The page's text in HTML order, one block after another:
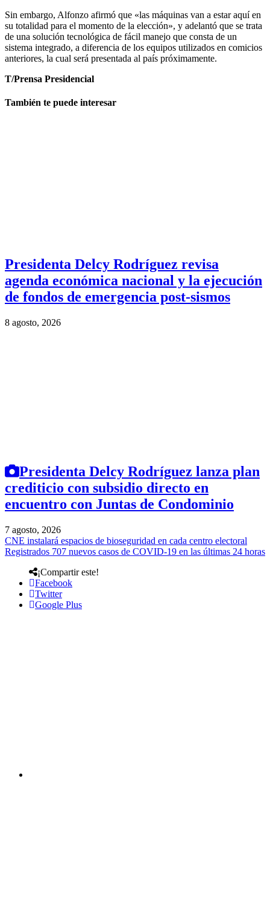
Sin embargo, Alfonzo afirmó que «las máquinas van a estar aquí en
su totalidad para el momento de la elección», y adelantó que se trata
de una solución tecnológica de fácil manejo que consta de un
sistema integrado, a diferencia de los equipos utilizados en comicios
anteriores, la cual será presentada al país próximamente.
T/Prensa Presidencial
También te puede interesar
Presidenta Delcy Rodríguez revisa
agenda económica nacional y la ejecución
de fondos de emergencia post-sismos
8 agosto, 2026
Presidenta Delcy Rodríguez lanza plan
crediticio con subsidio directo en
encuentro con Juntas de Condominio
7 agosto, 2026
CNE instalará espacios de bioseguridad en cada centro electoral
Registrados 707 nuevos casos de COVID-19 en las últimas 24 horas
¡Compartir este!
Facebook
Twitter
Google Plus